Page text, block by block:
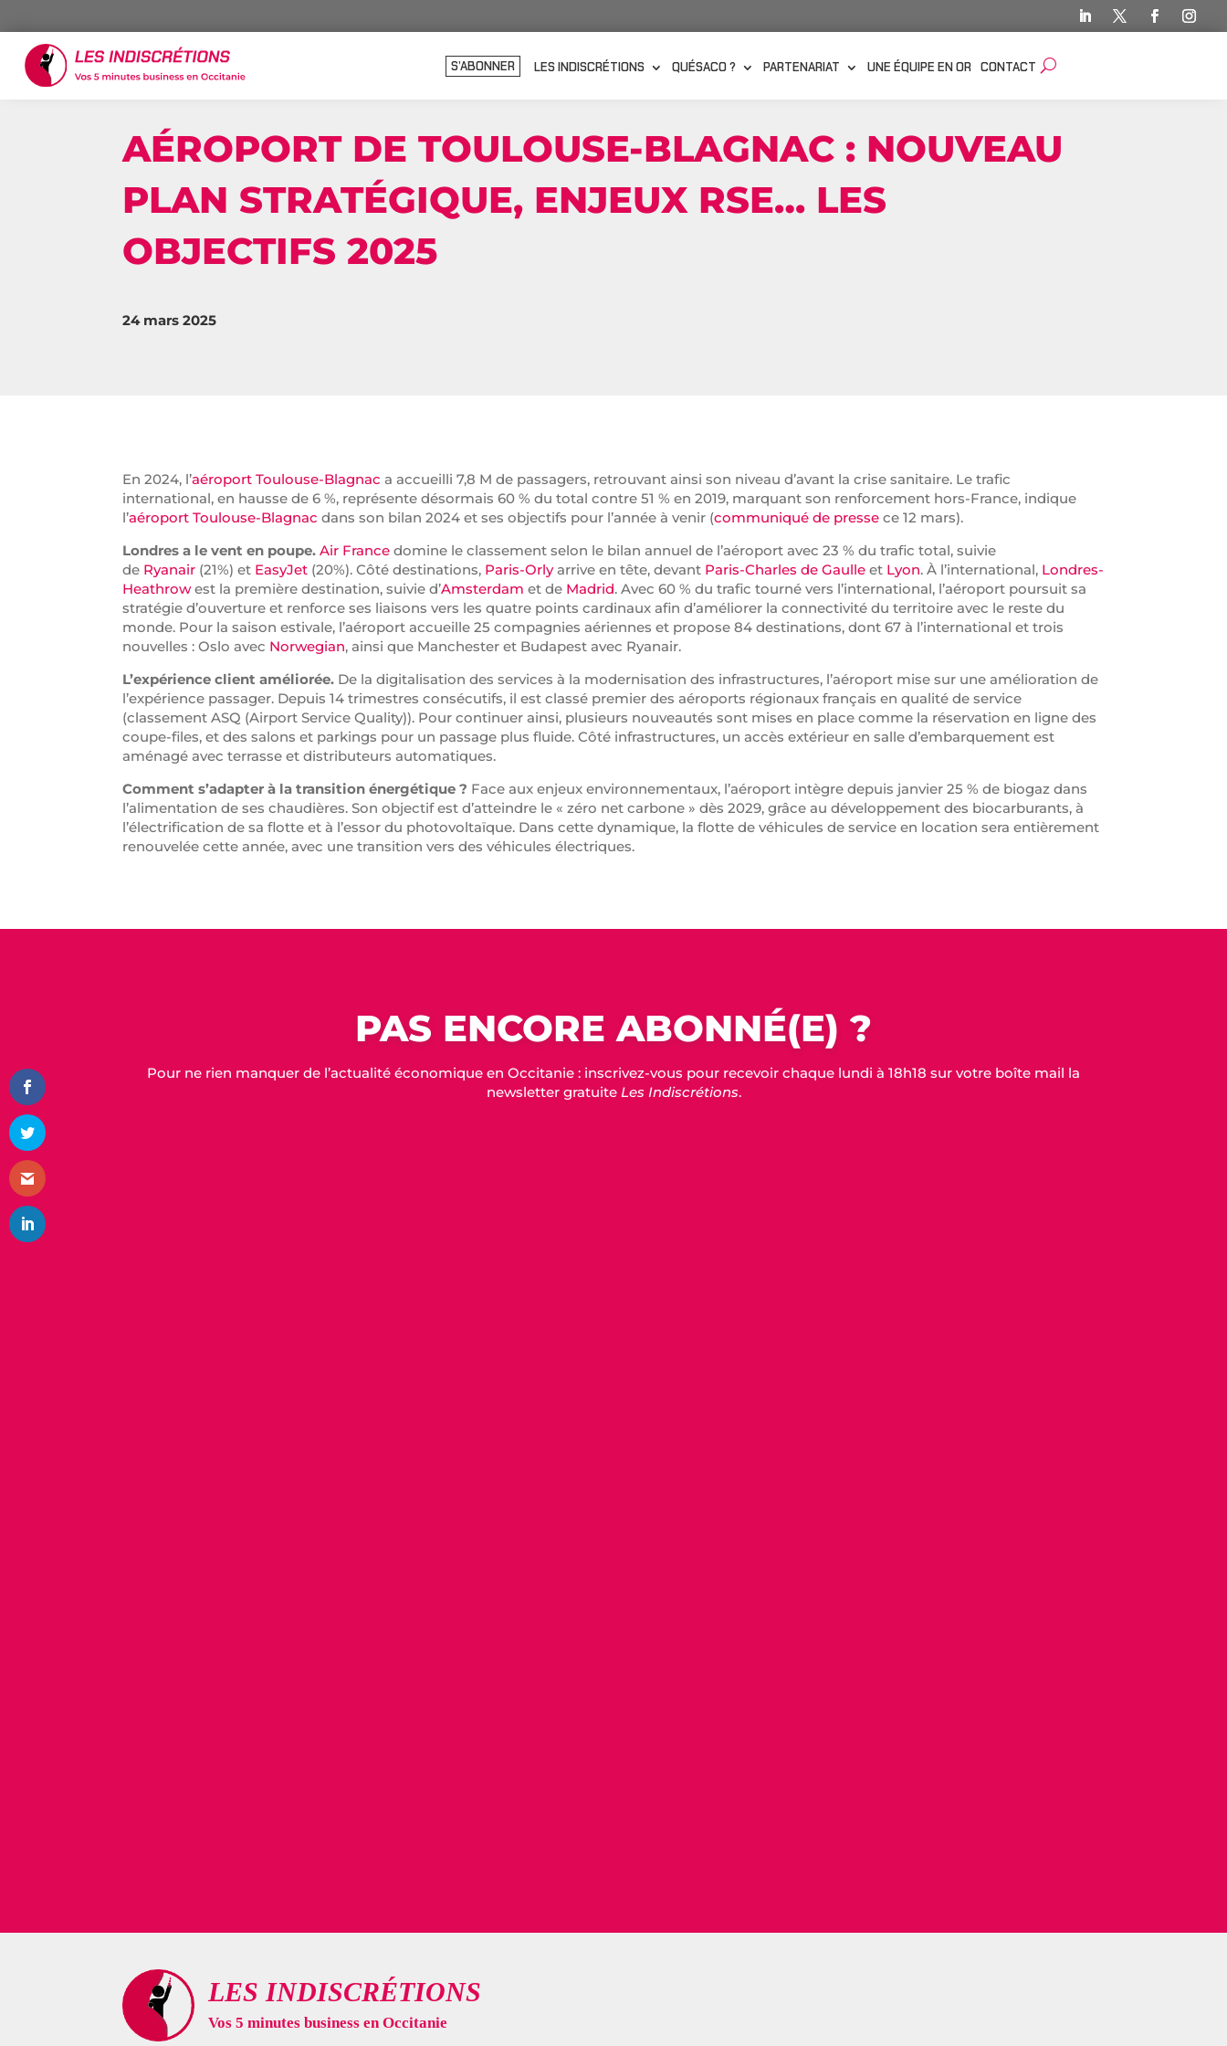
S’ABONNER LES INDISCRÉTIONS QUÉSACO ? PARTENARIAT UNE ÉQUIPE EN OR CONTACT
AÉROPORT DE TOULOUSE-BLAGNAC : NOUVEAU
PLAN STRATÉGIQUE, ENJEUX RSE… LES
OBJECTIFS 2025
24 mars 2025
En 2024, l’aéroport Toulouse-Blagnac a accueilli 7,8 M de passagers, retrouvant ainsi son niveau d’avant la crise sanitaire. Le trafic
international, en hausse de 6 %, représente désormais 60 % du total contre 51 % en 2019, marquant son renforcement hors-France, indique
l’aéroport Toulouse-Blagnac dans son bilan 2024 et ses objectifs pour l’année à venir (communiqué de presse ce 12 mars).
Londres a le vent en poupe.Air France domine le classement selon le bilan annuel de l’aéroport avec 23 % du trafic total, suivie
de Ryanair (21%) et EasyJet (20%). Côté destinations, Paris-Orlyarrive en tête, devant Paris-Charles de Gaulle et Lyon. À l’international, Londres-
Heathrowest la première destination, suivie d’Amsterdam et de Madrid. Avec 60 % du trafic tourné vers l’international, l’aéroport poursuit sa
stratégie d’ouverture et renforce ses liaisons vers les quatre points cardinaux afin d’améliorer la connectivité du territoire avec le reste du
monde. Pour la saison estivale, l’aéroport accueille 25 compagnies aériennes et propose 84 destinations, dont 67 à l’international et trois
nouvelles : Oslo avec Norwegian, ainsi que Manchester et Budapest avec Ryanair.
L’expérience client améliorée. De la digitalisation des services à la modernisation des infrastructures, l’aéroport mise sur une amélioration de
l’expérience passager. Depuis 14 trimestres consécutifs, il est classé premier des aéroports régionaux français en qualité de service
(classement ASQ (Airport Service Quality)). Pour continuer ainsi, plusieurs nouveautés sont mises en place comme la réservation en ligne des
coupe-files, et des salons et parkings pour un passage plus fluide. Côté infrastructures, un accès extérieur en salle d’embarquement est
aménagé avec terrasse et distributeurs automatiques.
Comment s’adapter à la transition énergétique ? Face aux enjeux environnementaux, l’aéroport intègre depuis janvier 25 % de biogaz dans
l’alimentation de ses chaudières. Son objectif est d’atteindre le « zéro net carbone » dès 2029, grâce au développement des biocarburants, à
l’électrification de sa flotte et à l’essor du photovoltaïque. Dans cette dynamique, la flotte de véhicules de service en location sera entièrement
renouvelée cette année, avec une transition vers des véhicules électriques.
PAS ENCORE ABONNÉ(E) ?
Pour ne rien manquer de l’actualité économique en Occitanie : inscrivez-vous pour recevoir chaque lundi à 18h18 sur votre boîte mail la
newsletter gratuite Les Indiscrétions.